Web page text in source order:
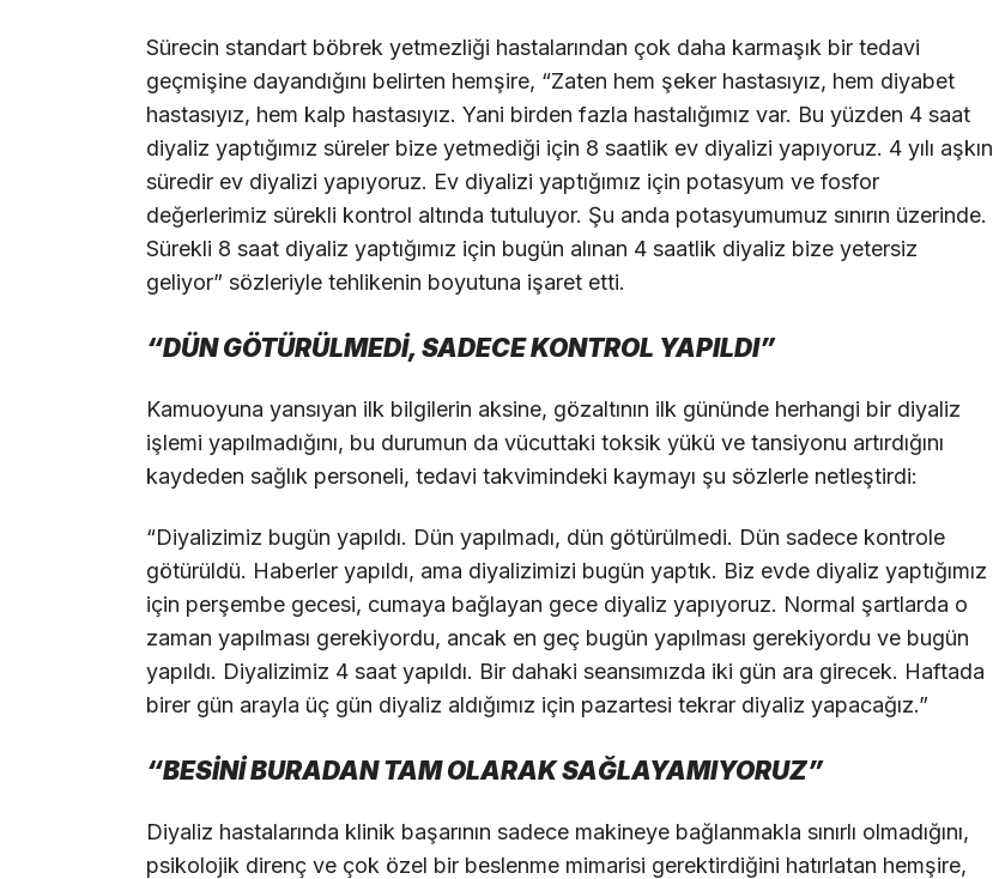
Sürecin standart böbrek yetmezliği hastalarından çok daha karmaşık bir tedavi
geçmişine dayandığını belirten hemşire, “Zaten hem şeker hastasıyız, hem diyabet
hastasıyız, hem kalp hastasıyız. Yani birden fazla hastalığımız var. Bu yüzden 4 saat
diyaliz yaptığımız süreler bize yetmediği için 8 saatlik ev diyalizi yapıyoruz. 4 yılı aşkın
süredir ev diyalizi yapıyoruz. Ev diyalizi yaptığımız için potasyum ve fosfor
değerlerimiz sürekli kontrol altında tutuluyor. Şu anda potasyumumuz sınırın üzerinde.
Sürekli 8 saat diyaliz yaptığımız için bugün alınan 4 saatlik diyaliz bize yetersiz
geliyor” sözleriyle tehlikenin boyutuna işaret etti.
“DÜN GÖTÜRÜLMEDİ, SADECE KONTROL YAPILDI”
Kamuoyuna yansıyan ilk bilgilerin aksine, gözaltının ilk gününde herhangi bir diyaliz
işlemi yapılmadığını, bu durumun da vücuttaki toksik yükü ve tansiyonu artırdığını
kaydeden sağlık personeli, tedavi takvimindeki kaymayı şu sözlerle netleştirdi:
“Diyalizimiz bugün yapıldı. Dün yapılmadı, dün götürülmedi. Dün sadece kontrole
götürüldü. Haberler yapıldı, ama diyalizimizi bugün yaptık. Biz evde diyaliz yaptığımız
için perşembe gecesi, cumaya bağlayan gece diyaliz yapıyoruz. Normal şartlarda o
zaman yapılması gerekiyordu, ancak en geç bugün yapılması gerekiyordu ve bugün
yapıldı. Diyalizimiz 4 saat yapıldı. Bir dahaki seansımızda iki gün ara girecek. Haftada
birer gün arayla üç gün diyaliz aldığımız için pazartesi tekrar diyaliz yapacağız.”
“BESİNİ BURADAN TAM OLARAK SAĞLAYAMIYORUZ”
Diyaliz hastalarında klinik başarının sadece makineye bağlanmakla sınırlı olmadığını,
psikolojik direnç ve çok özel bir beslenme mimarisi gerektirdiğini hatırlatan hemşire,